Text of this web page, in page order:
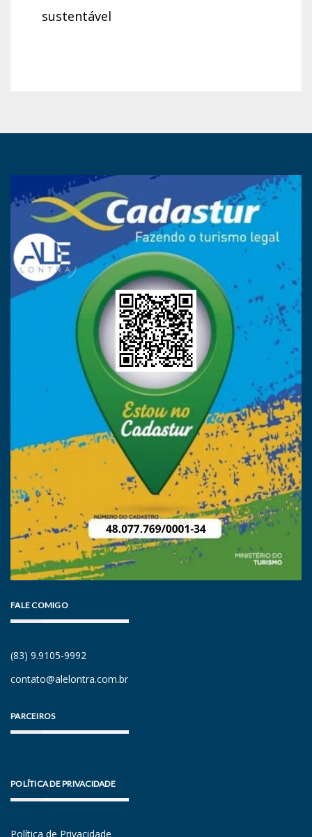
sustentável
FALE COMIGO
(83) 9.9105-9992
contato@alelontra.com.br
PARCEIROS
POLÍTICA DE PRIVACIDADE
Política de Privacidade